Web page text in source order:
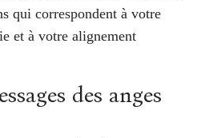
qui correspondent à votre
et à votre alignement
des anges